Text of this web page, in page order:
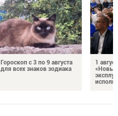
Гороскоп с 3 по 9 августа
для всех знаков зодиака
1
«Новые